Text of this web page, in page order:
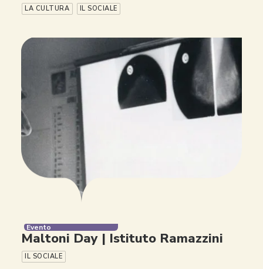
LA CULTURA IL SOCIALE
Evento
Maltoni Day | Istituto Ramazzini
IL SOCIALE